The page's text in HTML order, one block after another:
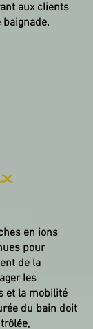
aux clients
en ions
pour
de la
les
et la mobilité
du bain doit